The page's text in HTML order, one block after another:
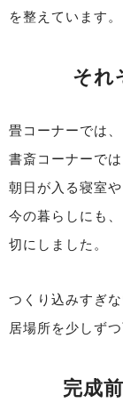
を整えています。
それ
畳コーナーでは
書斎コーナーで
朝日が入る寝室
今の暮らしにも
切にしました。
つくり込みすぎ
居場所を少しず
完成